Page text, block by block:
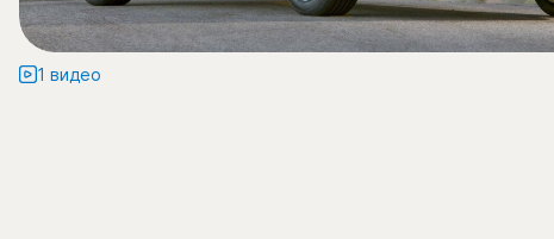
1 видео